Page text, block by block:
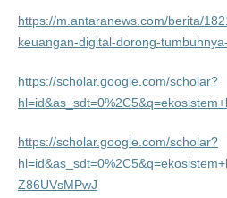
https://m.antaranews.com/berita/
keuangan-digital-dorong-
https://scholar.google.com/scholar?
https://scholar.google.com/scholar?
Z86UVsMPwJ